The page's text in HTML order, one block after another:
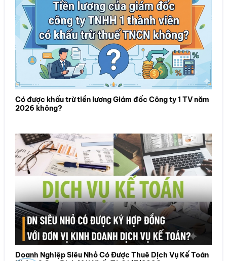
Có được khấu trừ tiền lương Giám đốc Công ty 1 TV năm
2026 không?
Doanh Nghiệp Siêu Nhỏ Có Được Thuê Dịch Vụ Kế Toán